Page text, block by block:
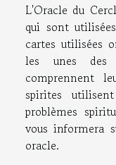
L'Oracle du
qui sont
cartes utilisées
les unes
comprennent
spirites
problèmes
vous informera
oracle.